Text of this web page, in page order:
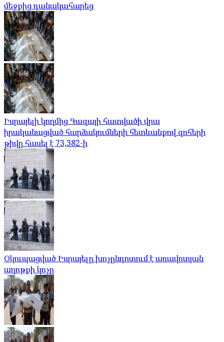
մեջքից դանակահարեց
Իսրայելի կողմից Գազայի հատվածի վրա
իրականացված հարձակումների հետևանքով զոհերի
թիվը հասել է 73,382-ի
Օկուպացված Իսրայելը խոչընդոտում է առավոտյան
աղոթքի կոչը